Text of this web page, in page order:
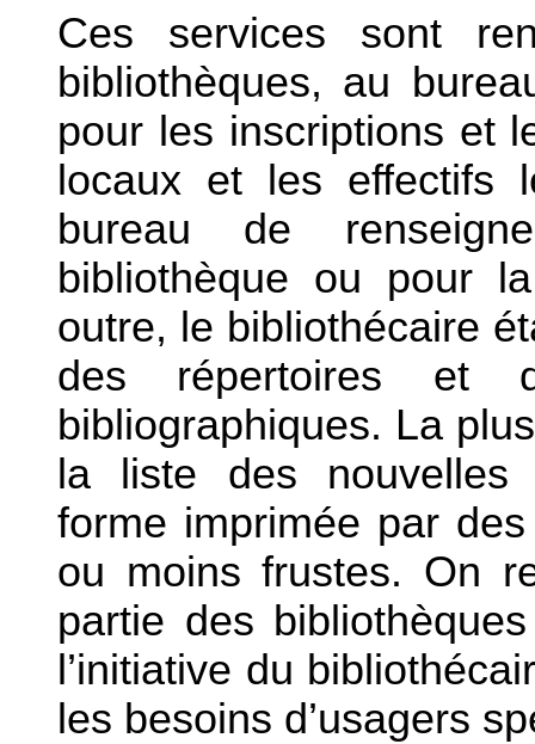
Ces services sont
bibliothèques, au
pour les inscriptions et
locaux et les effectifs
bureau de
bibliothèque ou pour
outre, le bibliothécaire
des répertoires et
bibliographiques. La
la liste des nouvelles
forme imprimée par
ou moins frustes. On
partie des
l’initiative du
les besoins d’usagers